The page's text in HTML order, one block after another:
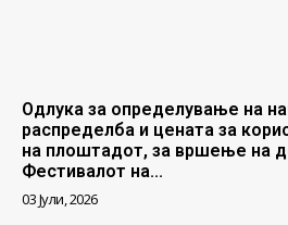
Одлука за определување на
распределба и цената за
на плоштадот, за вршење на
Фестивалот на...
03 Јули, 2026